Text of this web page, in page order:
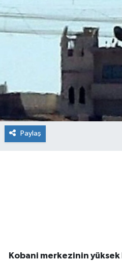
Paylaş
Kobani merkezinin yüksek